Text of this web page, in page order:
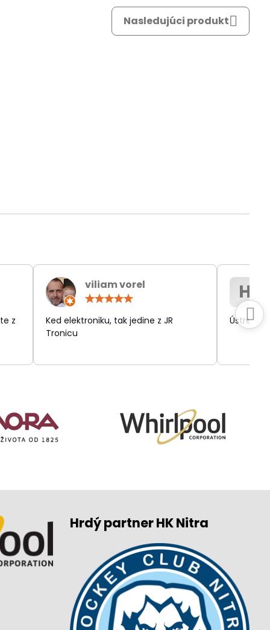
Nasledujúci produkt
z
viliam vorel
/
5
Ked elektroniku, tak jedine z JR
Tronicu
H
Hrdý partner HK Nitra